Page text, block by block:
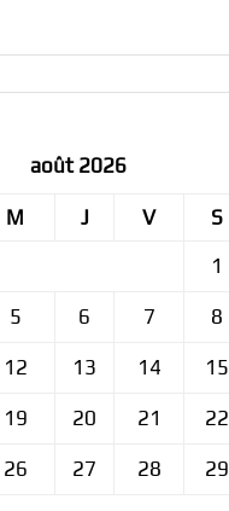
août 2026
M J V S
1
5 6 7 8
12 13 14 15
19 20 21 22
26 27 28 29